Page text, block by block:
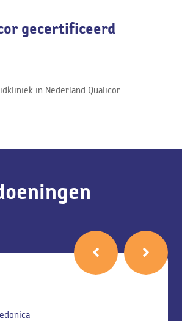
gecertificeerd
in Nederland Qualicor